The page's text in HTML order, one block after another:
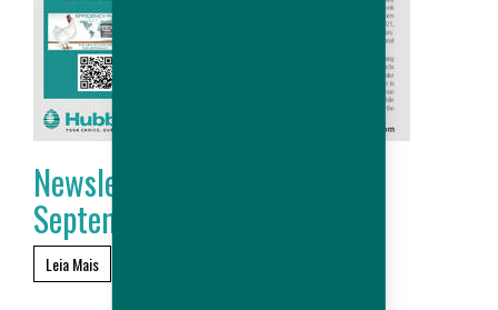
Newsletter Hubbard # 19 -
September 2019
Leia Mais